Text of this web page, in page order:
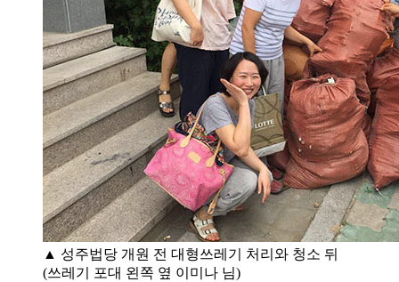
▲ 성주법당 개원 전 대형쓰레기 처리와 청소 뒤
(쓰레기 포대 왼쪽 옆 이미나 님)